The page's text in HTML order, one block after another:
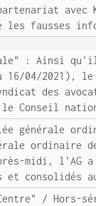
avec
les fausses
: Ainsi
16/04/2021),
des
Conseil
générale
ordinaire
midi, l'AG a
consolidés
/ Hors-